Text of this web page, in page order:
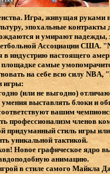
Игра, живущая
эпохальные
и умирают надежды,
Ассоциации США.
индустрию настоящего
самые
на себе всю силу
игры:
(или не выгодно)
выставлять блоки и
вашим
профессионализм членов
стиль игры или
уникальной тактикой.
Новое графическое ядро
анимацию.
в стиле самого Майкла